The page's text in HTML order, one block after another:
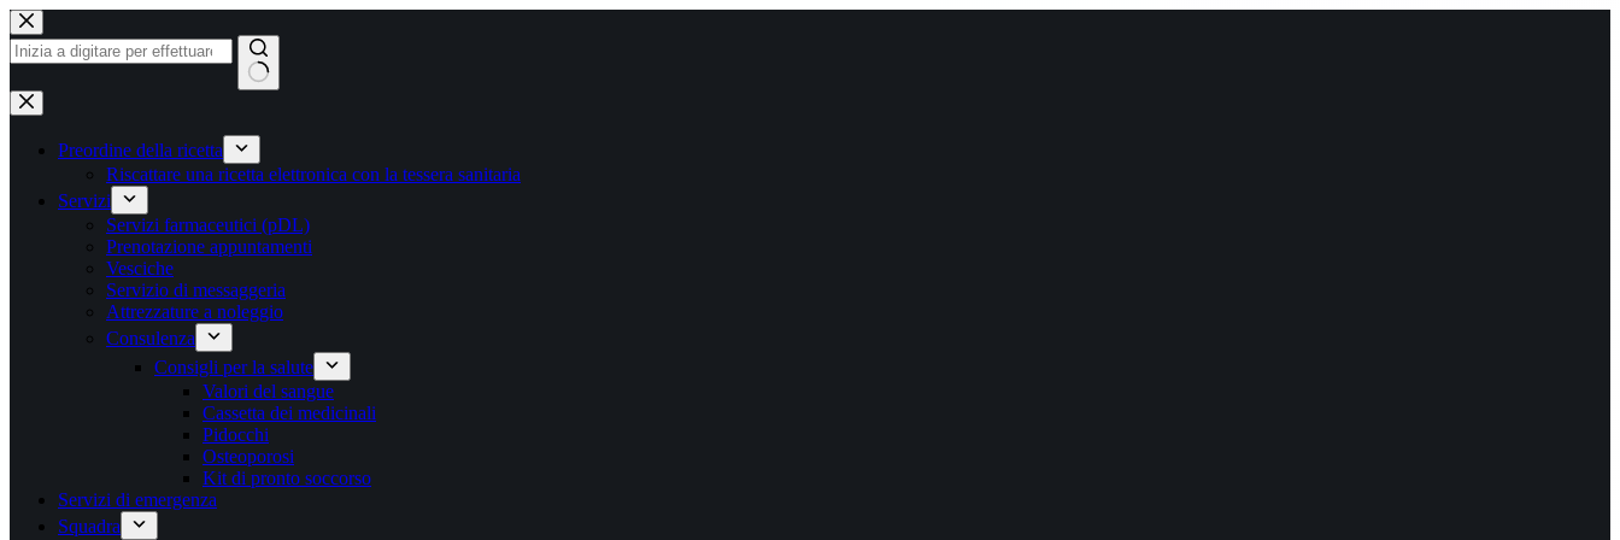
Vai
al
contenuto
Nessun
risultato
Preordine della ricetta
Riscattare una ricetta elettronica con la tessera sanitaria
Servizi
Servizi farmaceutici (pDL)
Prenotazione appuntamenti
Vesciche
Servizio di messaggeria
Attrezzature a noleggio
Consulenza
Consigli per la salute
Valori del sangue
Cassetta dei medicinali
Pidocchi
Osteoporosi
Kit di pronto soccorso
Servizi di emergenza
Squadra